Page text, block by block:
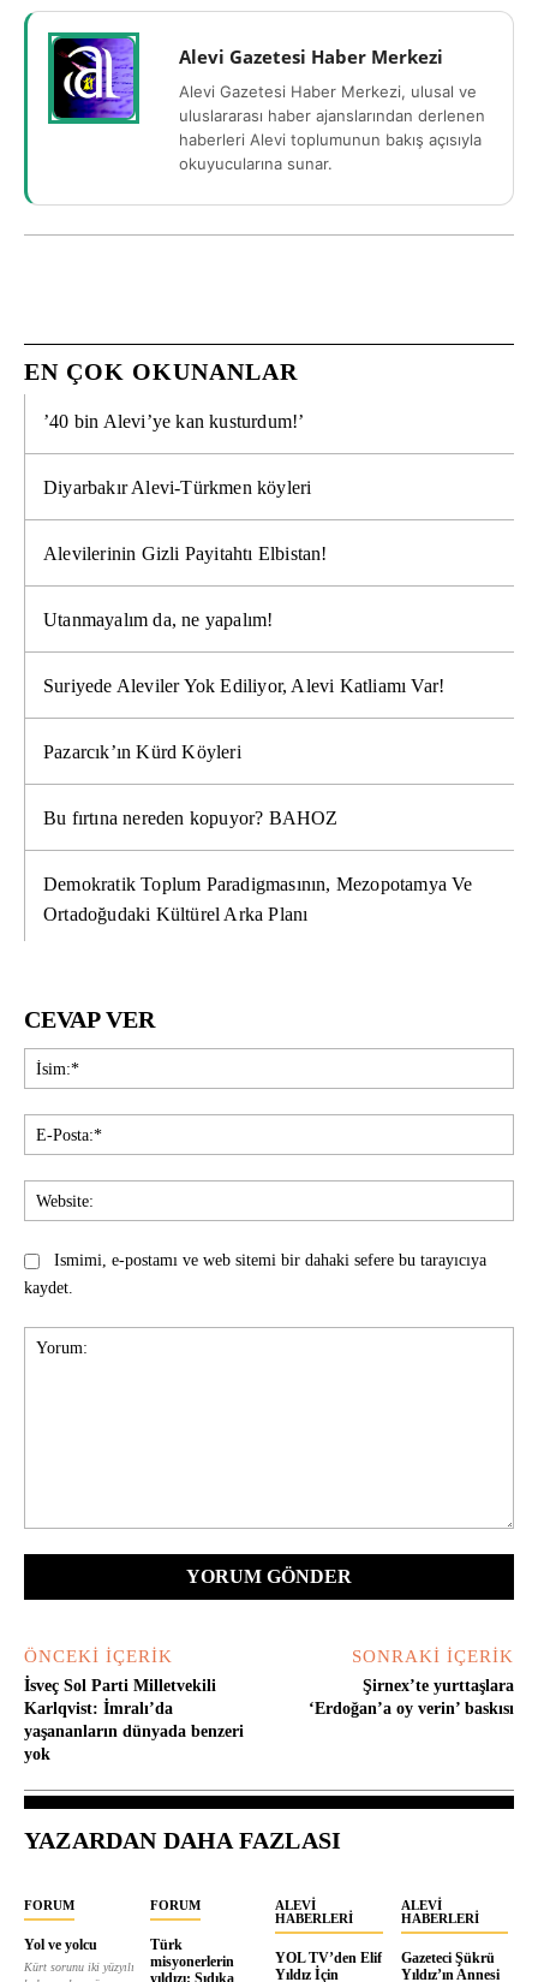
Alevi Gazetesi Haber Merkezi
Alevi Gazetesi Haber Merkezi, ulusal ve
uluslararası haber ajanslarından derlenen
haberleri Alevi toplumunun bakış açısıyla
okuyucularına sunar.
EN ÇOK OKUNANLAR
’40 bin Alevi’ye kan kusturdum!’
Diyarbakır Alevi-Türkmen köyleri
Alevilerinin Gizli Payitahtı Elbistan!
Utanmayalım da, ne yapalım!
Suriyede Aleviler Yok Ediliyor, Alevi Katliamı Var!
Pazarcık’ın Kürd Köyleri
Bu fırtına nereden kopuyor? BAHOZ
Demokratik Toplum Paradigmasının, Mezopotamya Ve
Ortadoğudaki Kültürel Arka Planı
CEVAP VER
Ismimi, e-postamı ve web sitemi bir dahaki sefere bu tarayıcıya
kaydet.
ÖNCEKI İÇERIK
İsveç Sol Parti Milletvekili
Karlqvist: İmralı’da
yaşananların dünyada benzeri
yok
SONRAKI İÇERIK
Şirnex’te yurttaşlara
‘Erdoğan’a oy verin’ baskısı
YAZARDAN DAHA FAZLASI
FORUM
Yol ve yolcu
Kürt sorunu iki yüzyılı
FORUM
Türk
misyonerlerin
yıldızı: Sıdıka
ALEVI
HABERLERI
YOL TV’den Elif
Yıldız İçin
ALEVI
HABERLERI
Gazeteci Şükrü
Yıldız’ın Annesi